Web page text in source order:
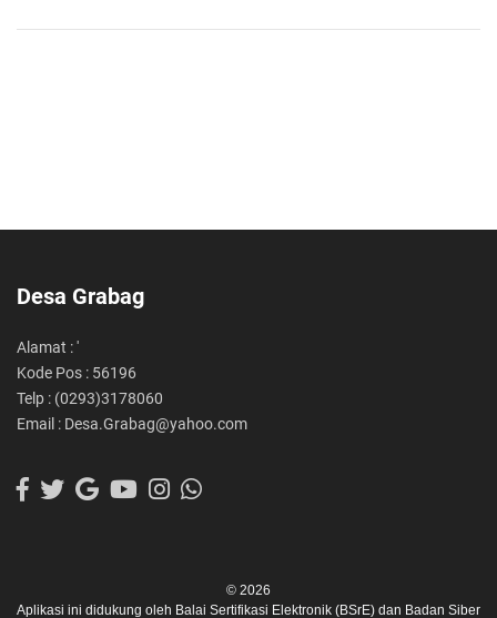
Desa Grabag
Alamat : '
Kode Pos : 56196
Telp : (0293)3178060
Email : Desa.Grabag@yahoo.com
© 2026
Aplikasi ini didukung oleh Balai Sertifikasi Elektronik (BSrE) dan Badan Siber